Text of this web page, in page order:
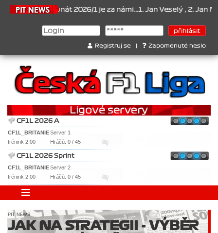
Šampionát 2026/1 je za námi...1. Jan Veselý , 2. Jan
Registruj se Zapomenuté heslo
CF1L 2026 A
CF1L_BRITANIEServer 1
trénink 2:00
Hráčů: 0 / 45
CF1L 2026 Sprint
CF1L_BRITANIEServer 2
trénink 2:00
Hráčů: 0 / 45
PIT NEWS
JAK NA STRATEGII - VÝBĚR